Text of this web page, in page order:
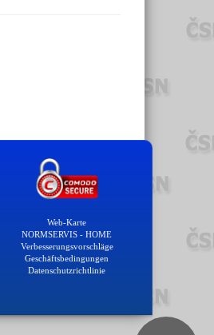
Web-Karte
NORMSERVIS - HOME
Verbesserungsvorschläge
Geschäftsbedingungen
Datenschutzrichtlinie